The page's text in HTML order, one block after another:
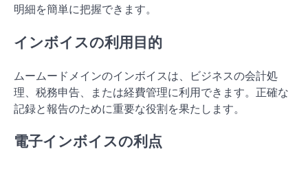
明細を簡単に把握できます。
インボイスの利用目的
ムームードメインのインボイスは、ビジネスの会計処
理、税務申告、または経費管理に利用できます。正確な
記録と報告のために重要な役割を果たします。
電子インボイスの利点